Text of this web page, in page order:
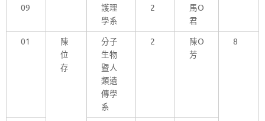
09
護理
學系
2
馬O
君
01
陳
位
存
分子
生物
暨人
類遺
傳學
系
2
陳O
芳
8